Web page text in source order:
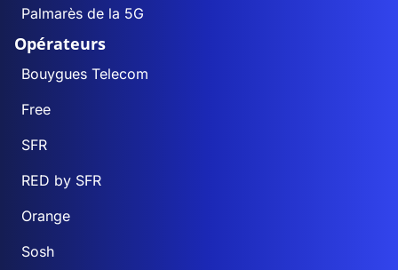
Palmarès de la 5G
Opérateurs
Bouygues Telecom
Free
SFR
RED by SFR
Orange
Sosh